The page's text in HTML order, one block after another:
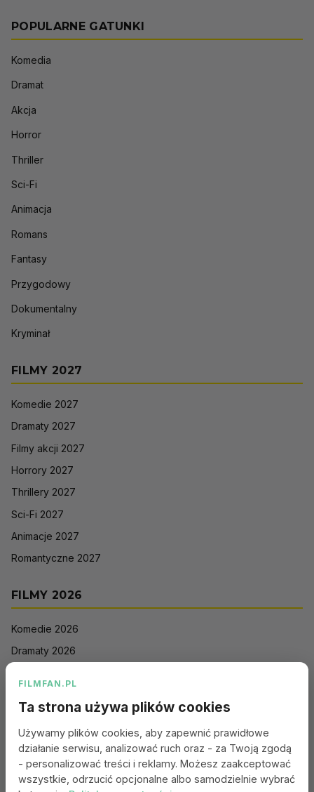
POPULARNE GATUNKI
Komedia
Dramat
Akcja
Horror
Thriller
Sci-Fi
Animacja
Romans
Fantasy
Przygodowy
Dokumentalny
Kryminał
FILMY 2027
Komedie 2027
Dramaty 2027
Filmy akcji 2027
Horrory 2027
Thrillery 2027
Sci-Fi 2027
Animacje 2027
Romantyczne 2027
FILMY 2026
Komedie 2026
Dramaty 2026
Sci-Fi 2026
Animacje 2026
Romantyczne 2026
FILMFAN.PL
Ta strona używa plików cookies
Używamy plików cookies, aby zapewnić prawidłowe
działanie serwisu, analizować ruch oraz - za Twoją zgodą
- personalizować treści i reklamy. Możesz zaakceptować
wszystkie, odrzucić opcjonalne albo samodzielnie wybrać